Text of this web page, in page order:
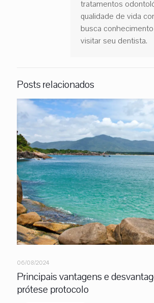
tratamentos
qualidade de vida
busca
visitar seu dentista.
Posts relacionados
06/08/2024
Principais vantagens e
prótese protocolo